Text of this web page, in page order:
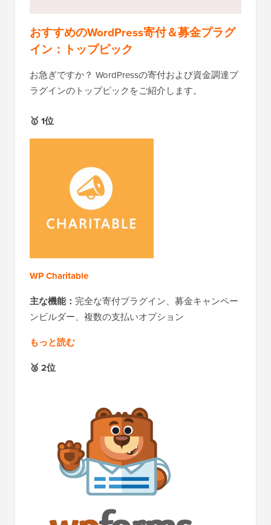
おすすめのWordPress寄付＆募金プラグ
イン：トップピック
お急ぎですか？ WordPressの寄付および資金調達プ
ラグインのトップピックをご紹介します。
🥇 1位
WP Charitable
主な機能： 完全な寄付プラグイン、募金キャンペー
ンビルダー、複数の支払いオプション
もっと読む
🥈 2位